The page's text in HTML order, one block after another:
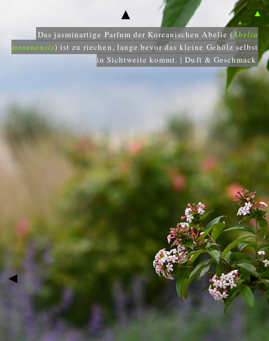
Das jasminartige Parfum der Koreanischen Abelie (Abelia
mosanensis) ist zu riechen, lange bevor das kleine Gehölz selbst
in Sichtweite kommt. | Duft & Geschmack
▲
◄ ►
▲